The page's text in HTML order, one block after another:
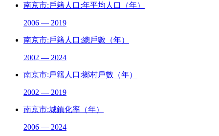
南京市:戶籍人口:年平均人口（年）
2006 — 2019
南京市:戶籍人口:總戶數（年）
2002 — 2024
南京市:戶籍人口:鄉村戶數（年）
2002 — 2019
南京市:城鎮化率（年）
2006 — 2024